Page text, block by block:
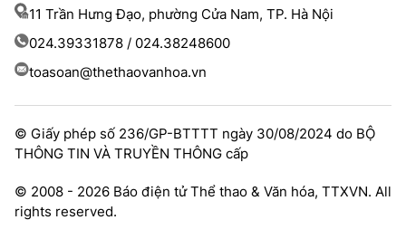
11 Trần Hưng Đạo, phường Cửa Nam, TP. Hà Nội
024.39331878 / 024.38248600
toasoan@thethaovanhoa.vn
© Giấy phép số 236/GP-BTTTT ngày 30/08/2024 do BỘ
THÔNG TIN VÀ TRUYỀN THÔNG cấp
© 2008 - 2026 Báo điện tử Thể thao & Văn hóa, TTXVN. All
rights reserved.